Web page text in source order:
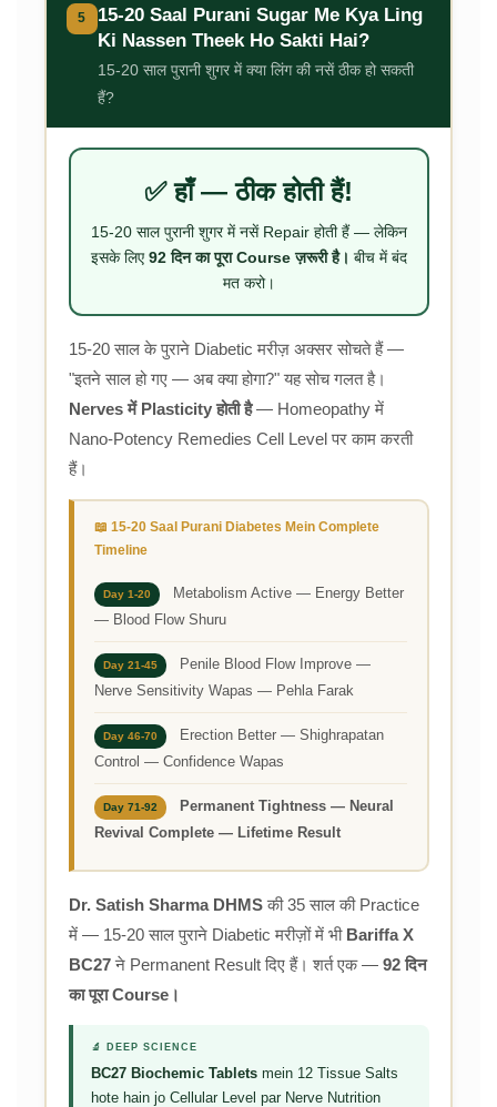
5
15-20 Saal Purani Sugar Me Kya Ling
Ki Nassen Theek Ho Sakti Hai?
15-20 साल पुरानी शुगर में क्या लिंग की नसें ठीक हो सकती
हैं?
✅ हाँ — ठीक होती हैं!
15-20 साल पुरानी शुगर में नसें Repair होती हैं — लेकिन
इसके लिए92 दिन का पूरा Course ज़रूरी है। बीच में बंद
मत करो।
15-20 साल के पुराने Diabetic मरीज़ अक्सर सोचते हैं —
"इतने साल हो गए — अब क्या होगा?" यह सोच गलत है।
Nerves में Plasticity होती है— Homeopathy में
Nano-Potency Remedies Cell Level पर काम करती
हैं।
📖 15-20 Saal Purani Diabetes Mein Complete
Timeline
Day 1-20
Metabolism Active — Energy Better
— Blood Flow Shuru
Day 21-45
Penile Blood Flow Improve —
Nerve Sensitivity Wapas — Pehla Farak
Day 46-70
Erection Better — Shighrapatan
Control — Confidence Wapas
Day 71-92
Permanent Tightness — Neural
Revival Complete — Lifetime Result
Dr. Satish Sharma DHMSकी 35 साल की Practice
में — 15-20 साल पुराने Diabetic मरीज़ों में भी Bariffa X
BC27ने Permanent Result दिए हैं। शर्त एक — 92 दिन
का पूरा Course।
🔬 DEEP SCIENCE
BC27 Biochemic Tabletsmein 12 Tissue Salts
hote hain jo Cellular Level par Nerve Nutrition